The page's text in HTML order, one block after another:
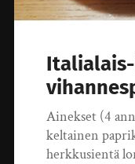
Ainekset (4
keltainen
herkkusientä